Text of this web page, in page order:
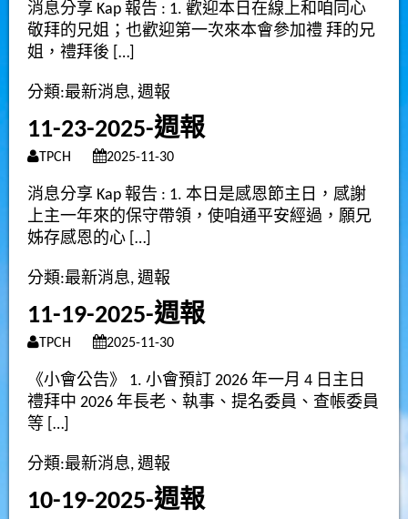
消息分享 Kap 報告 : 1. 歡迎本日在線上和咱同心
敬拜的兄姐；也歡迎第一次來本會參加禮 拜的兄
姐，禮拜後 […]
分類:最新消息, 週報
11-23-2025-週報
TPCH 2025-11-30
消息分享 Kap 報告 : 1. 本日是感恩節主日，感謝
上主一年來的保守帶領，使咱通平安經過，願兄
姊存感恩的心 […]
分類:最新消息, 週報
11-19-2025-週報
TPCH 2025-11-30
《小會公告》 1. 小會預訂 2026 年一月 4 日主日
禮拜中 2026 年長老、執事、提名委員、查帳委員
等 […]
分類:最新消息, 週報
10-19-2025-週報